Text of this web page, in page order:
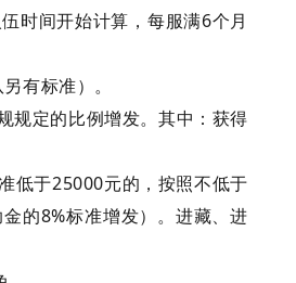
时间开始计算，每服满6个月
有标准）。
规定的比例增发。其中：获得
低于25000元的，按照不低于
的8%标准增发）。进藏、进